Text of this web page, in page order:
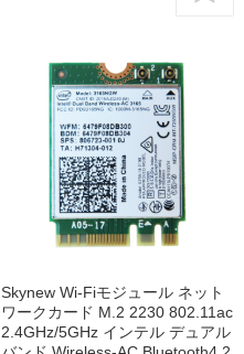
Skynew Wi-Fiモジュール ネット
ワークカード M.2 2230 802.11ac
2.4GHz/5GHz インテル デュアル